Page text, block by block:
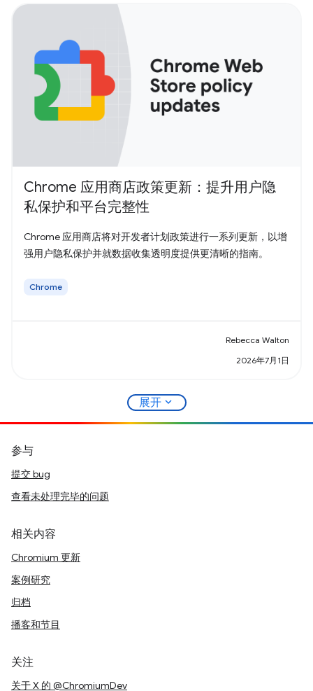
Chrome 应用商店政策更新：提升用户隐
私保护和平台完整性
Chrome 应用商店将对开发者计划政策进行一系列更新，以增
强用户隐私保护并就数据收集透明度提供更清晰的指南。
Chrome
Rebecca Walton
2026年7月1日
展开 expand_more
参与
提交 bug
查看未处理完毕的问题
相关内容
Chromium 更新
案例研究
归档
播客和节目
关注
关于 X 的 @ChromiumDev